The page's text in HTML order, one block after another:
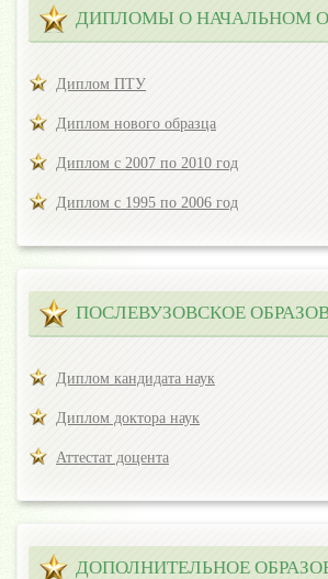
ДИПЛОМЫ О НАЧАЛЬНОМ
Диплом ПТУ
Диплом нового образца
Диплом с 2007 по 2010 год
Диплом с 1995 по 2006 год
ПОСЛЕВУЗОВСКОЕ
Диплом кандидата наук
Диплом доктора наук
Аттестат доцента
ДОПОЛНИТЕЛЬНОЕ